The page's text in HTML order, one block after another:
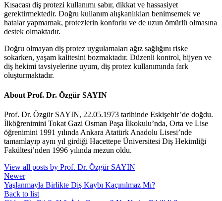
Kısacası diş protezi kullanımı sabır, dikkat ve hassasiyet
gerektirmektedir. Doğru kullanım alışkanlıkları benimsemek ve
hatalar yapmamak, protezlerin konforlu ve de uzun ömürlü olmasına
destek olmaktadır.
Doğru olmayan diş protez uygulamaları ağız sağlığını riske
sokarken, yaşam kalitesini bozmaktadır. Düzenli kontrol, hijyen ve
diş hekimi tavsiyelerine uyum, diş protez kullanımında fark
oluşturmaktadır.
About Prof. Dr. Özgür SAYIN
Prof. Dr. Özgür SAYIN, 22.05.1973 tarihinde Eskişehir’de doğdu.
İlköğrenimini Tokat Gazi Osman Paşa İlkokulu’nda, Orta ve Lise
öğrenimini 1991 yılında Ankara Atatürk Anadolu Lisesi’nde
tamamlayıp aynı yıl girdiği Hacettepe Üniversitesi Diş Hekimliği
Fakültesi’nden 1996 yılında mezun oldu.
View all posts by Prof. Dr. Özgür SAYIN
Newer
Yaşlanmayla Birlikte Diş Kaybı Kaçınılmaz Mı?
Back to list